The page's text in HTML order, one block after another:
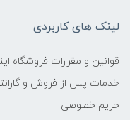
لینک های کاربردی
قوانین و مقررات فروشگاه
خدمات پس از فروش و
حریم خصوصی